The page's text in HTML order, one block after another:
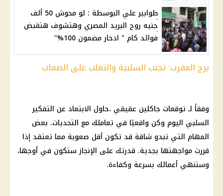
طوابير علي البوسطة : لو محوش 50 ألف
جنيه روح البريد المصري وهتشوف هتقبض
فوائد كام " ادخار مضمون 100%"
برج العقرب: تجنب السلبية والتغلب على الصعاب
وفقاً لـ توقعات جاكلين عقيقي ،حاول الابتعاد عن التفكير
السلبي اليوم وكن واقعيًا في تعاملك مع التحديات. بعض
المهام التي تبدو شاقة قد تكون أقل صعوبة مما تعتقد إذا
قررت مواجهتها بجدية. قدرتك على الإنجاز ستكون في أوجها،
وستنهي أعمالك بسرعة وكفاءة.